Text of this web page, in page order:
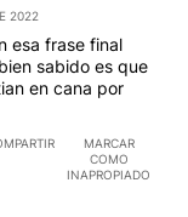
2022
esa frase final
sabido es que
en cana por
MARCAR
COMO
INAPROPIADO